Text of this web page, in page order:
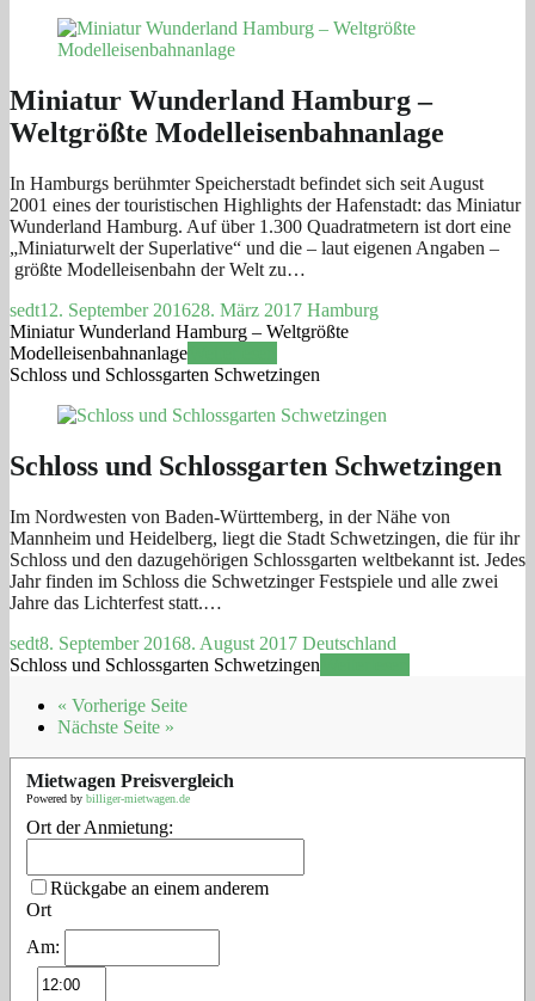
Miniatur Wunderland Hamburg –
Weltgrößte Modelleisenbahnanlage
In Hamburgs berühmter Speicherstadt befindet sich seit August
2001 eines der touristischen Highlights der Hafenstadt: das Miniatur
Wunderland Hamburg. Auf über 1.300 Quadratmetern ist dort eine
„Miniaturwelt der Superlative“ und die – laut eigenen Angaben –
größte Modelleisenbahn der Welt zu…
sedt12. September 201628. März 2017 Hamburg
Miniatur Wunderland Hamburg – Weltgrößte
Modelleisenbahnanlage
Schloss und Schlossgarten Schwetzingen
Schloss und Schlossgarten Schwetzingen
Im Nordwesten von Baden-Württemberg, in der Nähe von
Mannheim und Heidelberg, liegt die Stadt Schwetzingen, die für ihr
Schloss und den dazugehörigen Schlossgarten weltbekannt ist. Jedes
Jahr finden im Schloss die Schwetzinger Festspiele und alle zwei
Jahre das Lichterfest statt.…
sedt8. September 20168. August 2017 Deutschland
Schloss und Schlossgarten Schwetzingen
« Vorherige Seite
Nächste Seite »
Mietwagen Preisvergleich
Powered by billiger-mietwagen.de
Ort der Anmietung:
Rückgabe an einem anderem
Ort
Am: